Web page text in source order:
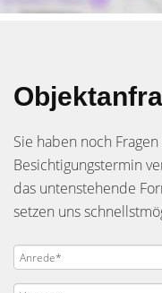
Sie haben noch
Besichtigungstermin
das untenstehende
setzen uns